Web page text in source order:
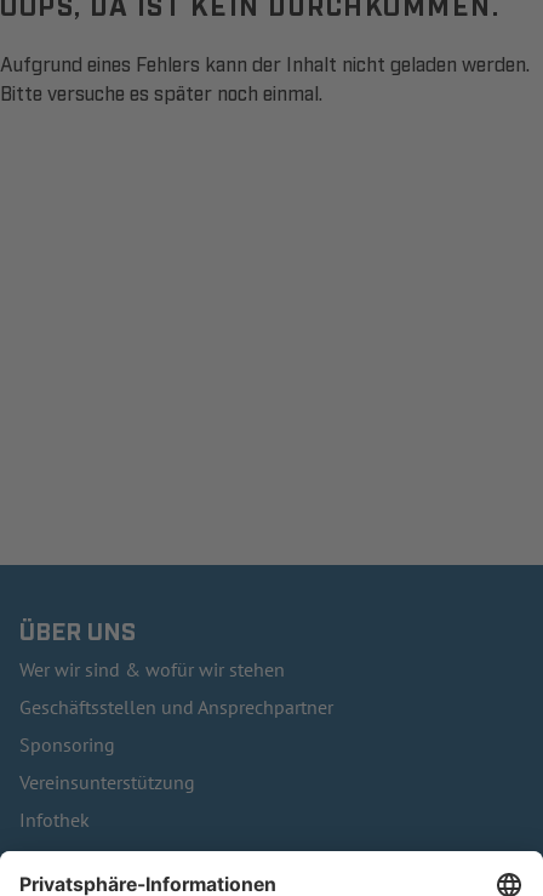
Aufgrund eines Fehlers kann der Inhalt nicht geladen werden.
Bitte versuche es später noch einmal.
ÜBER UNS
Wer wir sind & wofür wir stehen
Geschäftsstellen und Ansprechpartner
Sponsoring
Vereinsunterstützung
Infothek
Kontakt